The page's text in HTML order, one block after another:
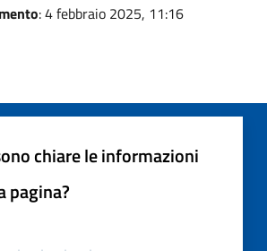
: 4 febbraio 2025, 11:16
chiare le informazioni
pagina?